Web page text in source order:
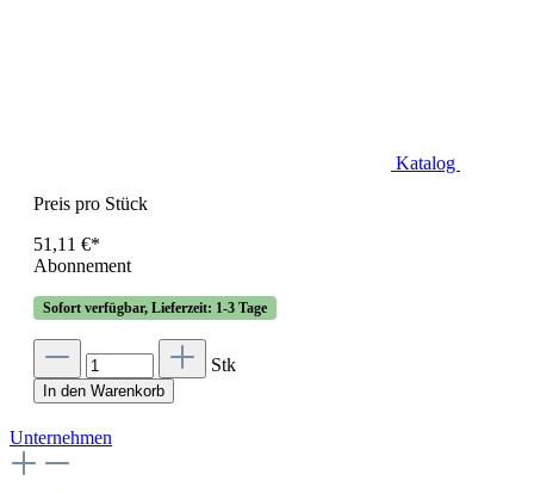
Katalog
Preis pro Stück
51,11 €*
Abonnement
Sofort verfügbar, Lieferzeit: 1-3 Tage
Stk
In den Warenkorb
Unternehmen